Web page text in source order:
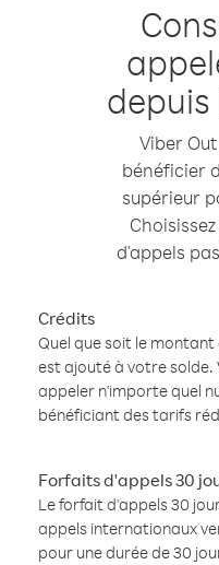
Viber
bénéficier
supérieur
d'appels
Crédits
Quel que soit le
est ajouté à votre solde.
appeler n'importe quel
bénéficiant des tarifs
Forfaits d'appels 30
Le forfait d'appels 30
appels internationaux
pour une durée de 30